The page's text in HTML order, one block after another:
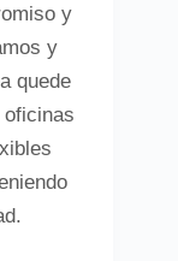
y
y
quede